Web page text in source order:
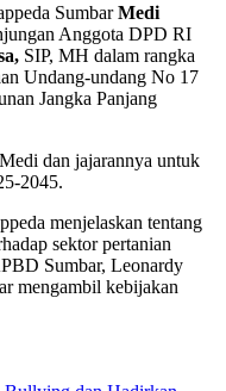
SumbarMedi
Anggota DPD RI
SIP, MH dalam rangka
Undang-undang No 17
Jangka Panjang
dan jajarannya untuk
2045.
menjelaskan tentang
sektor pertanian
Sumbar, Leonardy
mengambil kebijakan